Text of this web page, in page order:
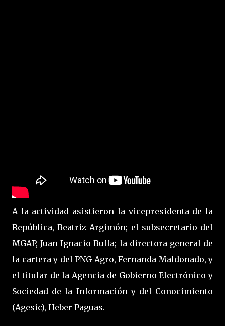
A la actividad asistieron la vicepresidenta de la
República, Beatriz Argimón; el subsecretario del
MGAP, Juan Ignacio Buffa; la directora general de
la cartera y del PNG Agro, Fernanda Maldonado, y
el titular de la Agencia de Gobierno Electrónico y
Sociedad de la Información y del Conocimiento
(Agesic), Heber Paguas.